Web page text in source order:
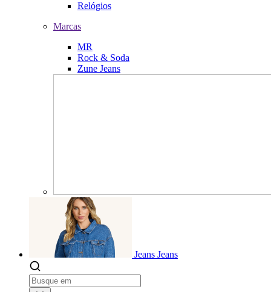
Relógios
Marcas
MR
Rock & Soda
Zune Jeans
Jeans Jeans